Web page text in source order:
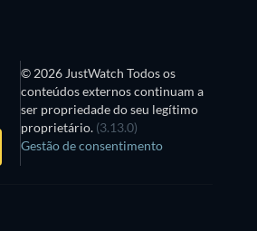
© 2026 JustWatch Todos os
conteúdos externos continuam a
ser propriedade do seu legítimo
proprietário. (3.13.0)
Gestão de consentimento